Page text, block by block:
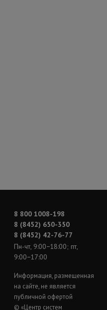
8 800 1008-198
8 (8452) 650-350
8 (8452) 42-76-77
Пн-чт, 9:00−18:00; пт,
9:00−17:00
Информация, размещенная
на сайте, не является
публичной офертой
© «Центр систем